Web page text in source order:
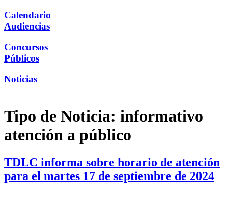
Calendario
Audiencias
Concursos
Públicos
Noticias
Tipo de Noticia: informativo
atención a público
TDLC informa sobre horario de atención
para el martes 17 de septiembre de 2024